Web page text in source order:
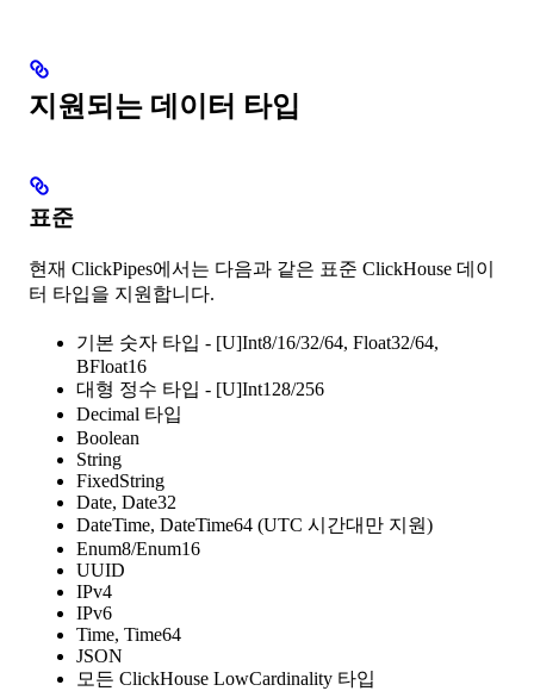
지원되는 데이터 타입
표준
현재 ClickPipes에서는 다음과 같은 표준 ClickHouse 데이
터 타입을 지원합니다.
기본 숫자 타입 - [U]Int8/16/32/64, Float32/64,
BFloat16
대형 정수 타입 - [U]Int128/256
Decimal 타입
Boolean
String
FixedString
Date, Date32
DateTime, DateTime64 (UTC 시간대만 지원)
Enum8/Enum16
UUID
IPv4
IPv6
Time, Time64
JSON
모든 ClickHouse LowCardinality 타입